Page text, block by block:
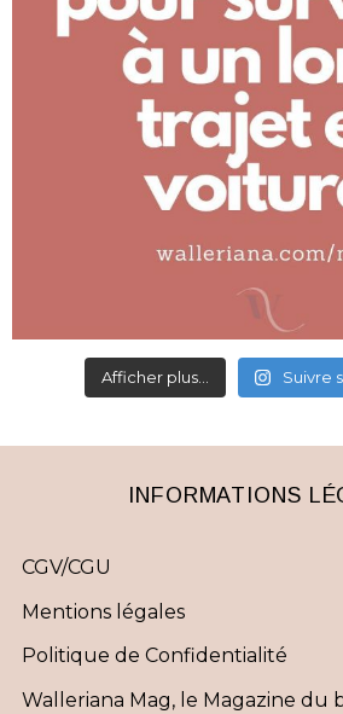
Afficher plus... Suivre
INFORMATIONS
CGV/CGU
Mentions légales
Politique de Confidentialité
Walleriana Mag, le Magazine du